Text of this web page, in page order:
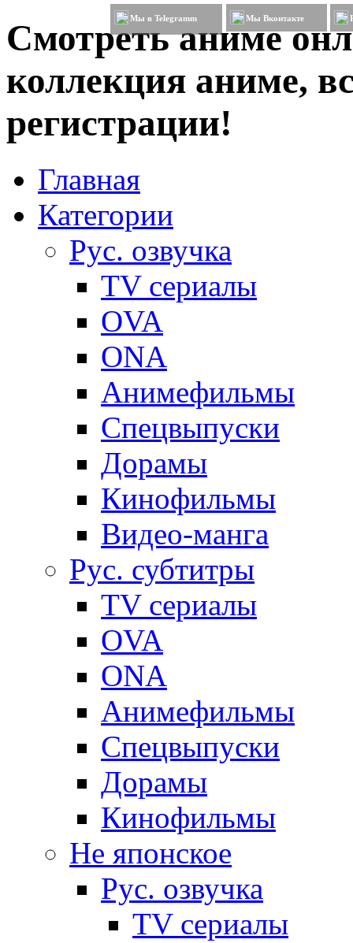
Смотреть аниме
коллекция аниме,
регистрации!
Мы в Telegramm Мы Вконтакте
Главная
Категории
Рус. озвучка
TV сериалы
OVA
ONA
Анимефильмы
Спецвыпуски
Дорамы
Кинофильмы
Видео-манга
Рус. субтитры
TV сериалы
OVA
ONA
Анимефильмы
Спецвыпуски
Дорамы
Кинофильмы
Не японское
Рус. озвучка
TV сериалы